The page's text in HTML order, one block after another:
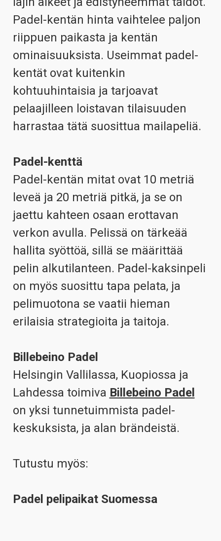
Padel-kentän hinta vaihtelee paljon
riippuen paikasta ja kentän
ominaisuuksista. Useimmat padel-
kentät ovat kuitenkin
kohtuuhintaisia ja tarjoavat
pelaajilleen loistavan tilaisuuden
harrastaa tätä suosittua mailapeliä.
Padel-kenttä
Padel-kentän mitat ovat 10 metriä
leveä ja 20 metriä pitkä, ja se on
jaettu kahteen osaan erottavan
verkon avulla. Pelissä on tärkeää
hallita syöttöä, sillä se määrittää
pelin alkutilanteen. Padel-kaksinpeli
on myös suosittu tapa pelata, ja
pelimuotona se vaatii hieman
erilaisia strategioita ja taitoja.
Billebeino Padel
Helsingin Vallilassa, Kuopiossa ja
Lahdessa toimiva Billebeino Padel
on yksi tunnetuimmista padel-
keskuksista, ja alan brändeistä.
Tutustu myös:
Padel pelipaikat Suomessa